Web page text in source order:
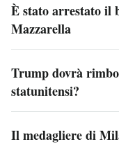
È stato arrestato il
Mazzarella
Trump dovrà
statunitensi?
Il medagliere di